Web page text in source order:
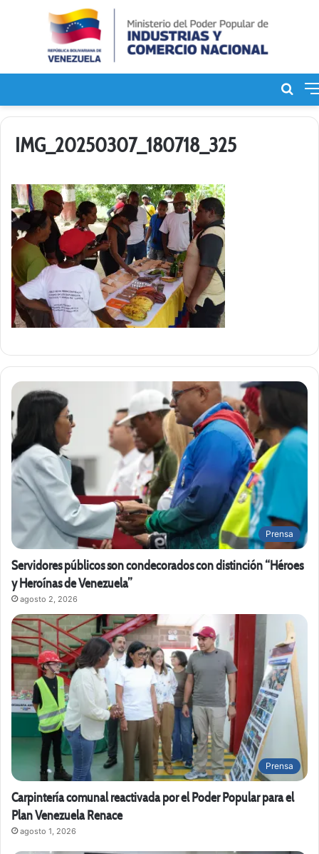
de
IMG_20250307_180718_325
Prensa
Servidores públicos son condecorados con distinción “Héroes
y Heroínas de Venezuela”
agosto 2, 2026
Prensa
Carpintería comunal reactivada por el Poder Popular para el
Plan Venezuela Renace
agosto 1, 2026